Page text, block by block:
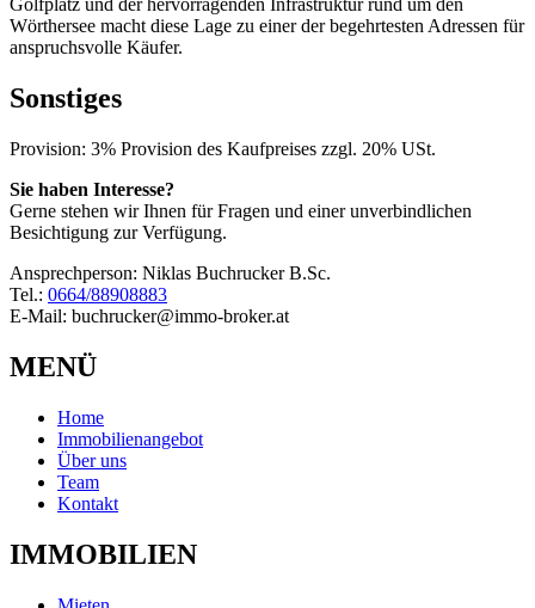
Golfplatz und der hervorragenden Infrastruktur rund um den
Wörthersee macht diese Lage zu einer der begehrtesten Adressen für
anspruchsvolle Käufer.
Sonstiges
Provision: 3% Provision des Kaufpreises zzgl. 20% USt.
Sie haben Interesse?
Gerne stehen wir Ihnen für Fragen und einer unverbindlichen
Besichtigung zur Verfügung.
Ansprechperson: Niklas Buchrucker B.Sc.
Tel.: 0664/88908883
E-Mail: buchrucker@immo-broker.at
MENÜ
Home
Immobilienangebot
Über uns
Team
Kontakt
IMMOBILIEN